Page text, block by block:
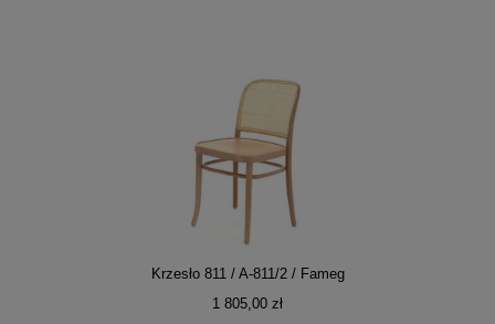
Krzesło 811 / A-811/2 / Fameg
1 805,00 zł